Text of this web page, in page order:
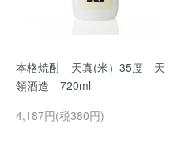
本格焼酎 天真(米）35度 天
領酒造 720ml
4,187円(税380円)